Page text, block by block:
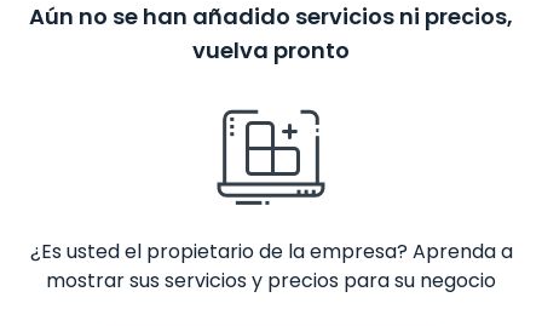
Aún no se han añadido servicios ni precios,
vuelva pronto
¿Es usted el propietario de la empresa? Aprenda a
mostrar sus servicios y precios para su negocio